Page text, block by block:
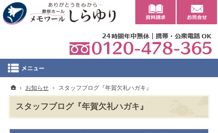
スタッフブログ『年賀欠礼ハガキ』
ホーム
お知らせ スタッフブログ『年賀欠礼ハガキ』